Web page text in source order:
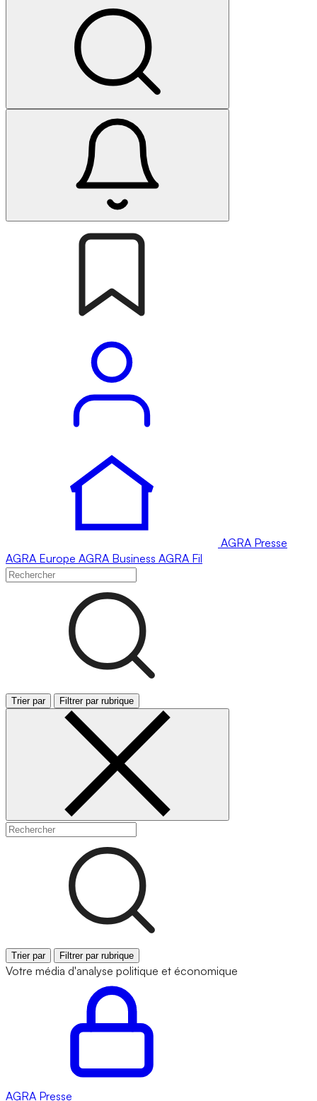
AGRA Presse
AGRA Europe AGRA Business AGRA Fil
Trier par Filtrer par rubrique
Trier par Filtrer par rubrique
Votre média d'analyse politique et économique
AGRA Presse